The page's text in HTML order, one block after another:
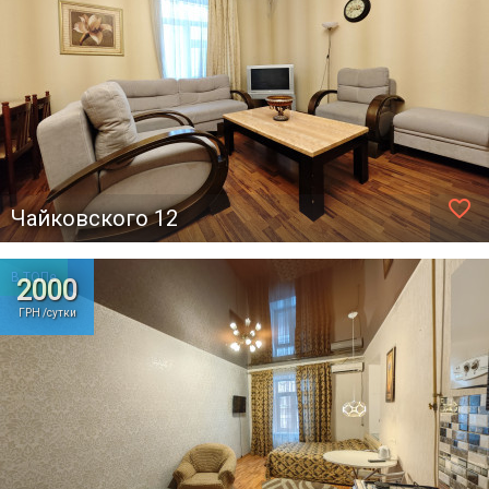
favorite_border
Чайковского 12
В ТОПе
2000
ГРН /сутки